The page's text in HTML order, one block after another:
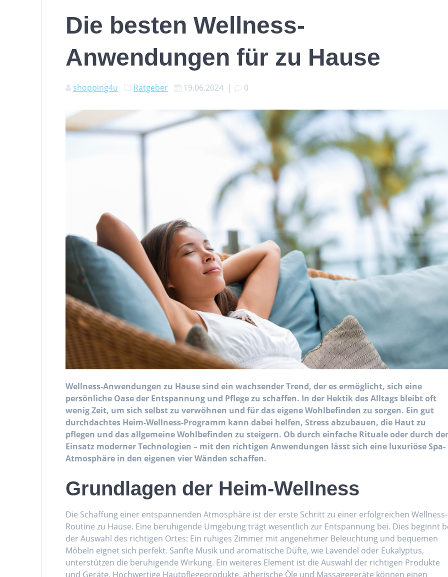
Die besten Wellness-
Anwendungen für zu Hause
shopping4u Ratgeber 19.06.2024 | 0
Wellness-Anwendungen zu Hause sind ein wachsender Trend, der es ermöglicht, sich eine
persönliche Oase der Entspannung und Pflege zu schaffen. In der Hektik des Alltags bleibt oft
wenig Zeit, um sich selbst zu verwöhnen und für das eigene Wohlbefinden zu sorgen. Ein gut
durchdachtes Heim-Wellness-Programm kann dabei helfen, Stress abzubauen, die Haut zu
pflegen und das allgemeine Wohlbefinden zu steigern. Ob durch einfache Rituale oder durch
Einsatz moderner Technologien – mit den richtigen Anwendungen lässt sich eine luxuriöse Spa-
Atmosphäre in den eigenen vier Wänden schaffen.
Grundlagen der Heim-Wellness
Die Schaffung einer entspannenden Atmosphäre ist der erste Schritt zu einer erfolgreichen Wellness-
Routine zu Hause. Eine beruhigende Umgebung trägt wesentlich zur Entspannung bei. Dies beginnt
der Auswahl des richtigen Ortes: Ein ruhiges Zimmer mit angenehmer Beleuchtung und bequemen
Möbeln eignet sich perfekt. Sanfte Musik und aromatische Düfte, wie Lavendel oder Eukalyptus,
unterstützen die beruhigende Wirkung. Ein weiteres Element ist die Auswahl der richtigen Produkte
und Geräte. Hochwertige Hautpflegeprodukte, ätherische Öle und Massagegeräte können einen